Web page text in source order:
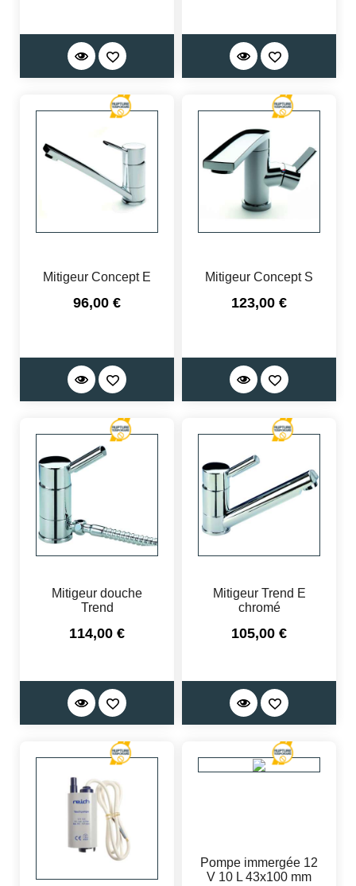
Mitigeur Concept E
Prix
96,00 €
Mitigeur Concept S
Prix
123,00 €
Mitigeur douche
Trend
Prix
114,00 €
Mitigeur Trend E
chromé
Prix
105,00 €
Pompe immergée 12
V 10 L 43x100 mm